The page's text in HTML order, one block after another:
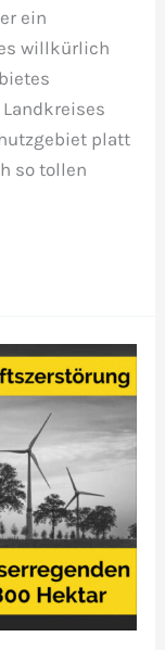
ein
willkürlich
platt
so tollen